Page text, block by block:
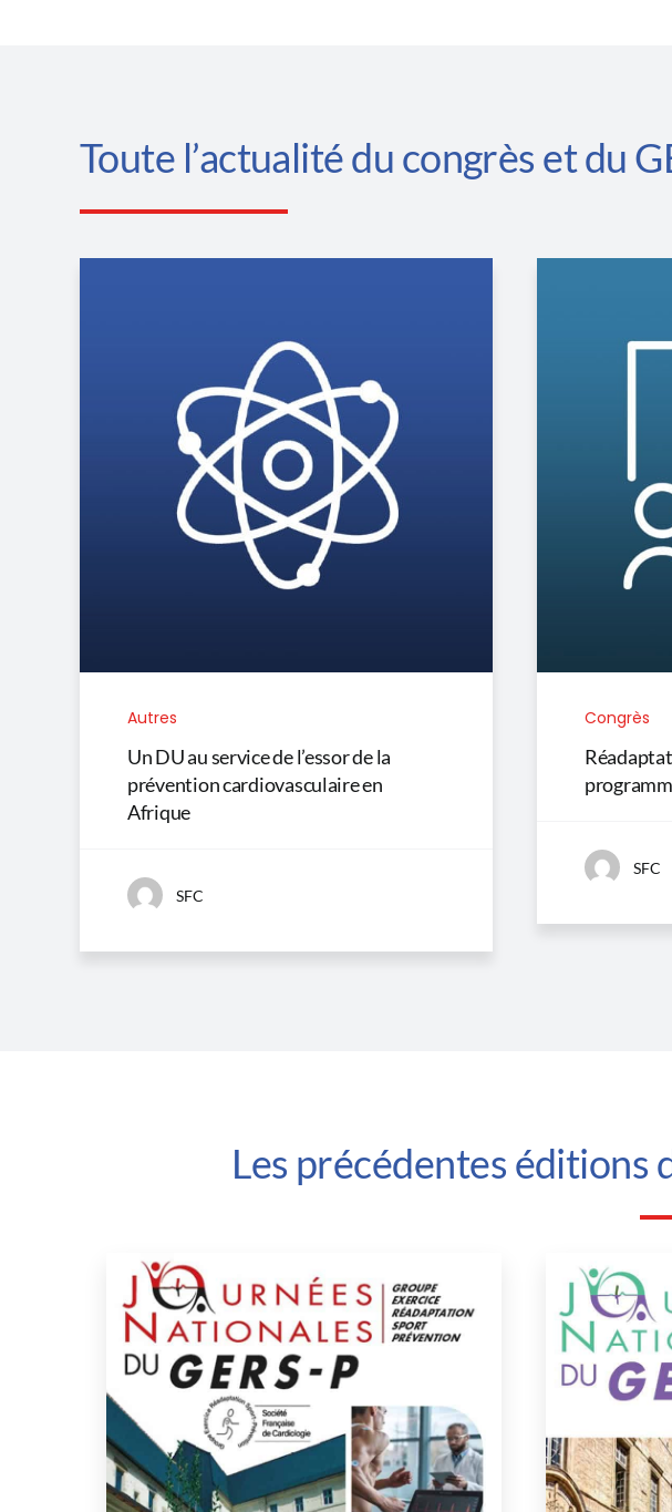
Toute l’actualité du congrès etdu
Autres
Un DU au service de l’essor de la
prévention cardiovasculaire en
Afrique
SFC
Congrès
SFC
Les précédentes éditions